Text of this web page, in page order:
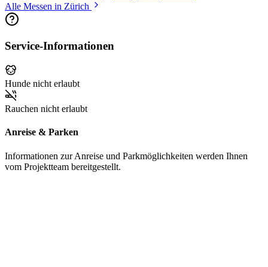
Alle Messen in Zürich
Service-Informationen
Hunde nicht erlaubt
Rauchen nicht erlaubt
Anreise & Parken
Informationen zur Anreise und Parkmöglichkeiten werden Ihnen
vom Projektteam bereitgestellt.